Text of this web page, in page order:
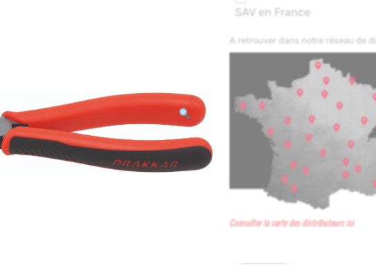
SAV en France
A retrouver dans notre réseau de
Consulter la carte des distributeurs ici